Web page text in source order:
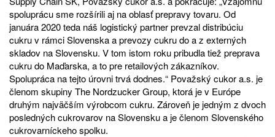
spoluprácu sme rozšírili aj na oblasť prepravy tovaru. Od
januára 2020 teda náš logistický partner prevzal distribúciu
cukru v rámci Slovenska a prevozy cukru do a z externých
skladov na Slovensku. V tom istom roku pribudla tiež preprava
cukru do Maďarska, a to pre retailových zákazníkov.
Spolupráca na tejto úrovni trvá dodnes.“ Považský cukor a.s. je
členom skupiny The Nordzucker Group, ktorá je v Európe
druhým najväčším výrobcom cukru. Zároveň je jedným z dvoch
posledných cukrovarov na Slovensku a je členom Slovenského
cukrovarníckeho spolku.